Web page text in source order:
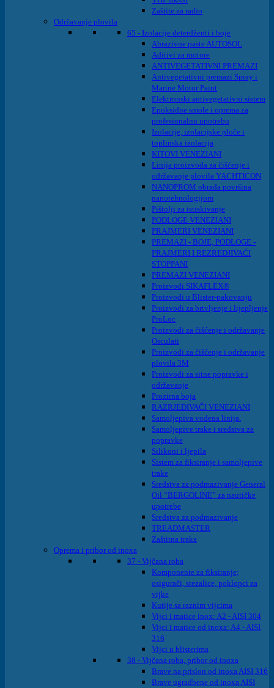
Zaštite za radio
Održavanje plovila
65 - Izolacije deterdženti i boje
Abrazivne paste AUTOSOL
Aditivi za motore
ANTIVEGETATIVNI PREMAZI
Antivegetativni premazi Spray i
Marine Motor Paint
Elektronski antivegetativni sistem
Epoksidne smole i oprema za
profesionalnu upotrebu
Izolacije, izolacijske ploče i
toplinska izolacija
KITOVI VENEZIANI
Linija proizvoda za čišćenje i
održavanje plovila YACHTICON
NANOPROM obrada površina
nanotehnologijom
Pištolji za istiskivanje
PODLOGE VENEZIANI
PRAJMERI VENEZIANI
PREMAZI - BOJE, PODLOGE -
PRAJMERI I REZREDJIVAĆI
STOPPANI
PREMAZI VENEZIANI
Proizvodi SIKAFLEX®
Proizvodi u Blister-pakovanju
Proizvodi za brtvljenje i lijepljenje
ProLoc
Proizvodi za čišćenje i održavanje
Osculati
Proizvodi za čišćenje i održavanje
plovila 3M
Proizvodi za sitne popravke i
održavanje
Prozirna boja
RAZRJEĐIVAČI VENEZIANI
Samoljepiva vodena linija.
Samoljepive trake i sredstva za
popravke
Silikoni i ljepila
Sistem za fiksiranje i samoljepive
trake
Sredstva za podmazivanje General
Oil “BERGOLINE” za nautičke
upotrebe
Sredstva za podmazivanje
TREADMASTER
Zaštitna traka
Oprema i pribor od inoxa
37 - Vijčana roba
Komponente za fiksiranje;
osigurači, stezalice, poklopci za
vijke
Kutije sa raznim vijcima
Vijci i matice inox: A2 - AISI 304
Vijci i matice od inoxa: A4 - AISI
316
Vijci u blisterima
38 - Vijčana roba, pribor od inoxa
Brave na prislon od inoxa AISI 316
Brave ugradbene od inoxa AISI